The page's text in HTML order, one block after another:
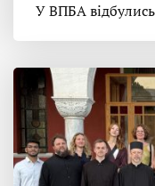
У ВПБА відбулись